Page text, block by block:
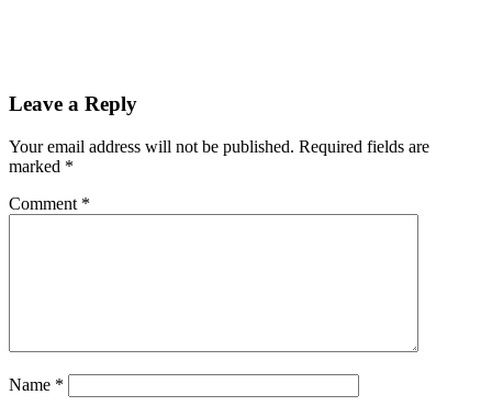
Leave a Reply
Your email address will not be published. Required fields are
marked *
Comment *
Name *